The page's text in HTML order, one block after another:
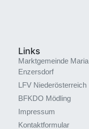
Links
Marktgemeinde Maria
Enzersdorf
LFV Niederösterreich
BFKDO Mödling
Impressum
Kontaktformular